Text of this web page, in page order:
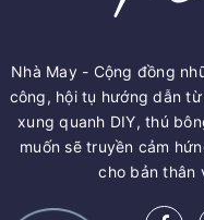
Nhà May - Cộng đồng
công, hội tụ hướng dẫn
xung quanh DIY, thú
muốn sẽ truyền cảm
cho bản thân